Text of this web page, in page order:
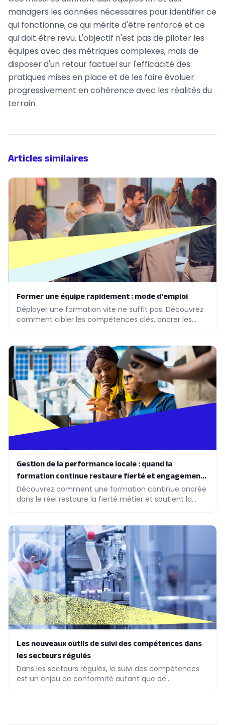
managers les données nécessaires pour identifier ce
qui fonctionne, ce qui mérite d'être renforcé et ce
qui doit être revu. L'objectif n'est pas de piloter les
équipes avec des métriques complexes, mais de
disposer d'un retour factuel sur l'efficacité des
pratiques mises en place et de les faire évoluer
progressivement en cohérence avec les réalités du
terrain.
Articles similaires
Former une équipe rapidement : mode d'emploi
Déployer une formation vite ne suffit pas. Découvrez
comment cibler les compétences clés, ancrer les
Gestion de la performance locale : quand la
formation continue restaure fierté et engagement
métier
Découvrez comment une formation continue ancrée
dans le réel restaure la fierté métier et soutient la
Les nouveaux outils de suivi des compétences dans
les secteurs régulés
Dans les secteurs régulés, le suivi des compétences
est un enjeu de conformité autant que de